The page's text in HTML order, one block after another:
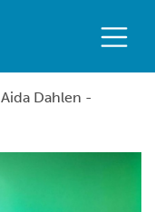
Aida Dahlen -